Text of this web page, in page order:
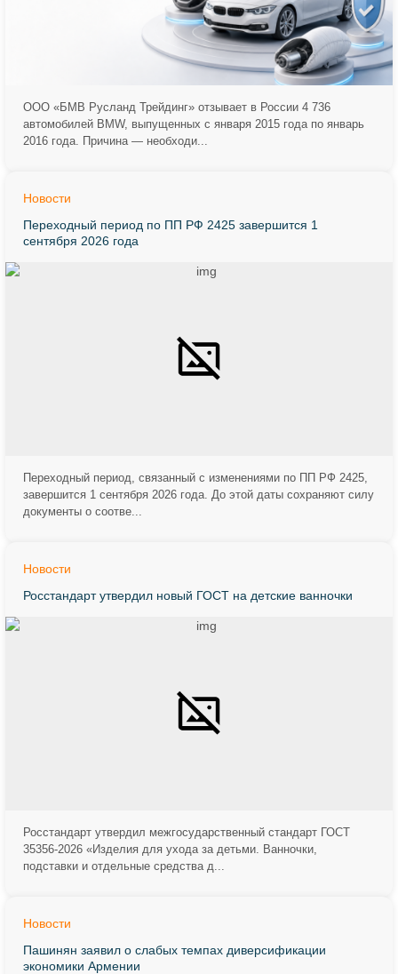
ООО «БМВ Русланд Трейдинг» отзывает в России 4 736
автомобилей BMW, выпущенных с января 2015 года по январь
2016 года. Причина — необходи...
Новости
Переходный период по ПП РФ 2425 завершится 1
сентября 2026 года
Переходный период, связанный с изменениями по ПП РФ 2425,
завершится 1 сентября 2026 года. До этой даты сохраняют силу
документы о соотве...
Новости
Росстандарт утвердил новый ГОСТ на детские ванночки
Росстандарт утвердил межгосударственный стандарт ГОСТ
35356-2026 «Изделия для ухода за детьми. Ванночки,
подставки и отдельные средства д...
Новости
Пашинян заявил о слабых темпах диверсификации
экономики Армении